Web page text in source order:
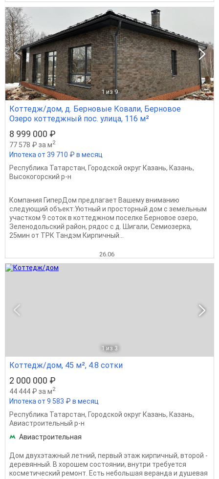
1 из 9
Коттедж/дом, д. Берновые Ковали, Берновое
Озеро коттеджный пос. улица, 116 м²
8 999 000 ₽
77 578 ₽ за м2
Ипотека от 39 710 ₽ в месяц
Республика Татарстан, Городской округ Казань, Казань,
Высокогорский р-н
Компания ГиперДом предлагает Вашему вниманию
следующий объект:Уютный и просторный дом с земельным
участком 9 соток в коттеджном поселке Берновое озеро,
Зеленодольский район, рядос с д. Шигали, Семиозерка,
25мин от ТРК Тандэм Кирпичный...
26.06
1 из 3
Коттедж/дом, 45 м², 4.8 сотки
2 000 000 ₽
44 444 ₽ за м2
Ипотека от 9 583 ₽ в месяц
Республика Татарстан, Городской округ Казань, Казань,
Авиастроительный р-н
Авиастроительная
Дом двухэтажный летний, первый этаж кирпичный, второй -
деревянный. В хорошем состоянии, внутри требуется
косметический ремонт. Есть небольшая веранда и душевая